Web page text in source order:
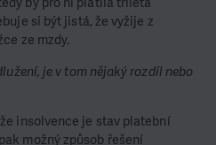
si být jistá, že vyžije z
ze mzdy.
je v tom nějaký rozdíl nebo
insolvence je stav platební
možný způsob řešení